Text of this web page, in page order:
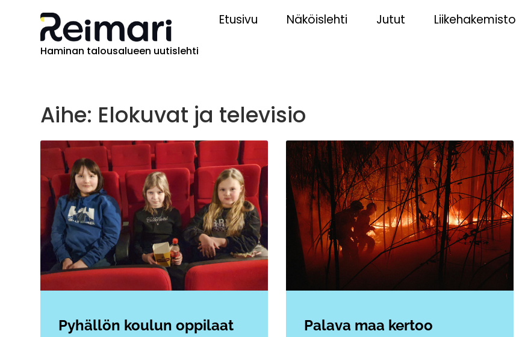
Haminan talousalueen uutislehti
Etusivu Näköislehti Jutut Liikehakemisto
Aihe: Elokuvat ja televisio
Pyhällön koulun oppilaat
Palava maa kertoo